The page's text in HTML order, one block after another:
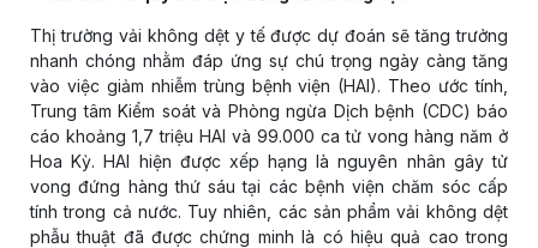
Thị trường vải không dệt y tế được dự đoán sẽ tăng trưởng
nhanh chóng nhằm đáp ứng sự chú trọng ngày càng tăng
vào việc giảm nhiễm trùng bệnh viện (HAI). Theo ước tính,
Trung tâm Kiểm soát và Phòng ngừa Dịch bệnh (CDC) báo
cáo khoảng 1,7 triệu HAI và 99.000 ca tử vong hàng năm ở
Hoa Kỳ. HAI hiện được xếp hạng là nguyên nhân gây tử
vong đứng hàng thứ sáu tại các bệnh viện chăm sóc cấp
tính trong cả nước. Tuy nhiên, các sản phẩm vải không dệt
phẫu thuật đã được chứng minh là có hiệu quả cao trong